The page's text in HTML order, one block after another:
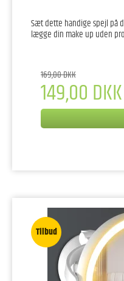
Sæt dette handige spejl på
lægge din make up uden
169,00 DKK
149,00 DKK
Tilbud